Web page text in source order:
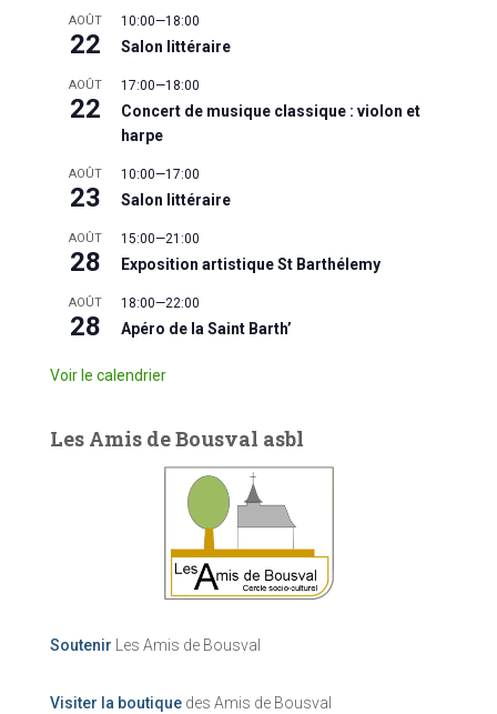
AOÛT
22
10:00—18:00
Salon littéraire
AOÛT
22
17:00—18:00
Concert de musique classique : violon et
harpe
AOÛT
23
10:00—17:00
Salon littéraire
AOÛT
28
15:00—21:00
Exposition artistique St Barthélemy
AOÛT
28
18:00—22:00
Apéro de la Saint Barth’
Voir le calendrier
Les Amis de Bousval asbl
Soutenir Les Amis de Bousval
Visiter la boutique des Amis de Bousval